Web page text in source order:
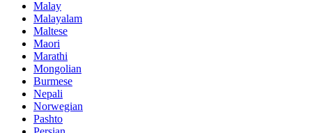
Malay
Malayalam
Maltese
Maori
Marathi
Mongolian
Burmese
Nepali
Norwegian
Pashto